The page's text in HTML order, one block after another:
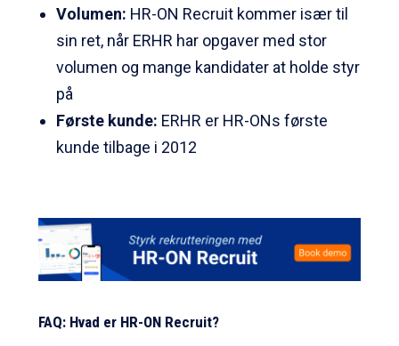
Volumen: HR-ON Recruit kommer især til
sin ret, når ERHR har opgaver med stor
volumen og mange kandidater at holde styr
på
Første kunde: ERHR er HR-ONs første
kunde tilbage i 2012
FAQ: Hvad er HR-ON Recruit?